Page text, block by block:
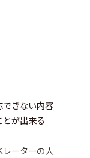
できない内容
が出来る
ーターの人